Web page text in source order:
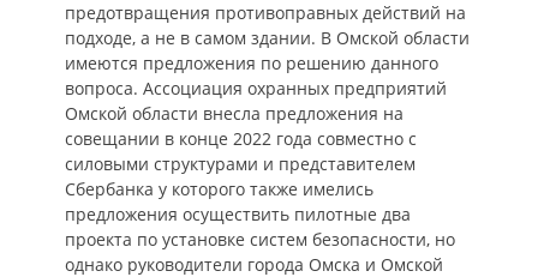
предотвращения противоправных действий на
подходе, а не в самом здании. В Омской области
имеются предложения по решению данного
вопроса. Ассоциация охранных предприятий
Омской области внесла предложения на
совещании в конце 2022 года совместно с
силовыми структурами и представителем
Сбербанка у которого также имелись
предложения осуществить пилотные два
проекта по установке систем безопасности, но
однако руководители города Омска и Омской